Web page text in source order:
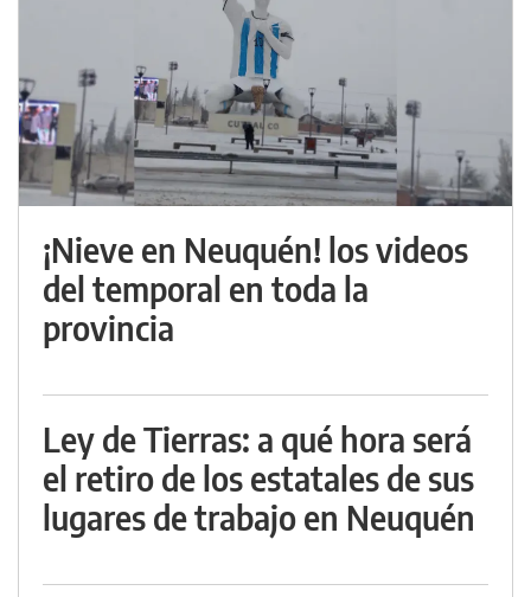
¡Nieve en Neuquén! los videos
del temporal en toda la
provincia
Ley de Tierras: a qué hora será
el retiro de los estatales de sus
lugares de trabajo en Neuquén